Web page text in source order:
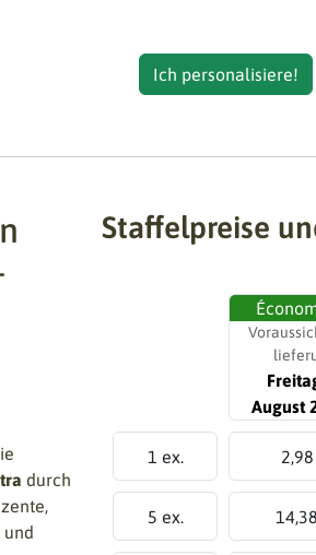
Ich personalisiere!
durch
Staffelpreise
August
1 ex.
5 ex.